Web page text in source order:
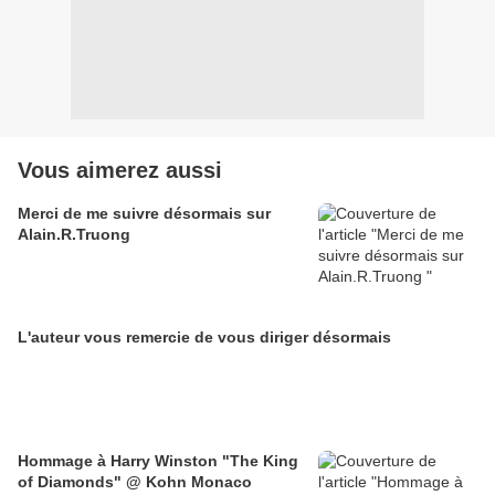
Vous aimerez aussi
Merci de me suivre désormais sur
Alain.R.Truong
L'auteur vous remercie de vous diriger désormais
Hommage à Harry Winston "The King
of Diamonds" @ Kohn Monaco